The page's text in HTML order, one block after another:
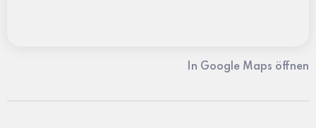
In Google Maps öffnen